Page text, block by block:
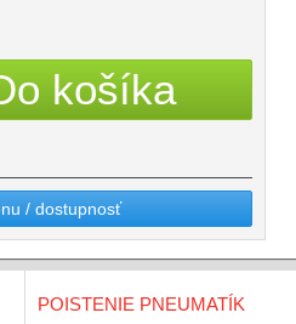
/ dostupnosť
POISTENIE PNEUMATÍK